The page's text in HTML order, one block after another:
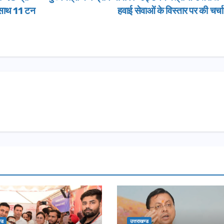
हवाई सेवाओं के विस्तार पर की चर्चा
11 टन
उत्तराखण्ड